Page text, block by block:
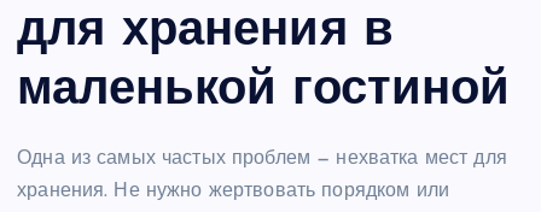
для хранения в
маленькой гостиной
Одна из самых частых проблем — нехватка мест для
хранения. Не нужно жертвовать порядком или